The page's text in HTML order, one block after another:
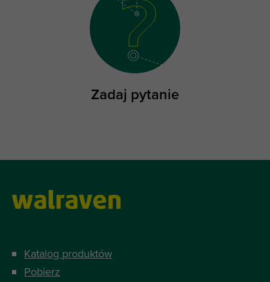
Zadaj pytanie
Katalog produktów
Pobierz